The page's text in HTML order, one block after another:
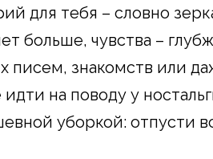
для тебя – словно
больше, чувства –
писем, знакомств или
на поводу у
уборкой: отпусти